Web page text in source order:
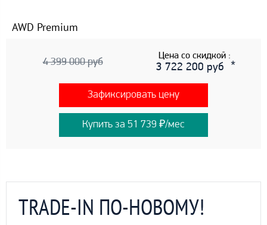
AWD Premium
4 399 000 руб
Цена со скидкой :
3 722 200 руб
Зафиксировать цену
Купить за 51 739 ₽/мес
TRADE-IN ПО-НОВОМУ!